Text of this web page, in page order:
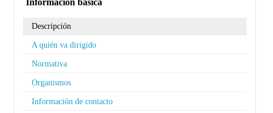
Descripción
A quién va dirigido
Normativa
Organismos
Información de contacto